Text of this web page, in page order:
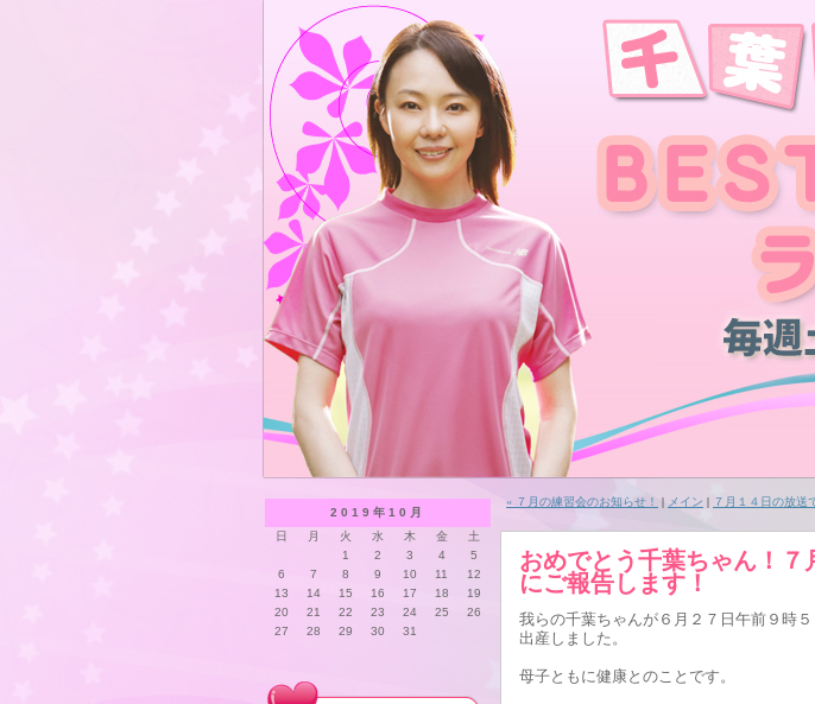
2019年10月
日
月 火 水 木 金
土
1
2 3 4
5
6
7 8 9 10 11
12
13
14 15 16 17 18
19
20
21 22 23 24 25
26
27
28 29 30 31
« ７月の練習会のお知らせ！ | メイン | ７月１４日の放送
おめでとう千葉ちゃん！７
にご報告します！
我らの千葉ちゃんが６月２７日午前９時
出産しました。
母子ともに健康とのことです。